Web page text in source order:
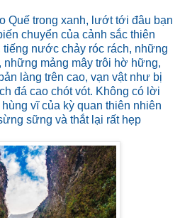
Quế trong xanh, lướt tới đâu bạn
chuyển của cảnh sắc thiên
nước chảy róc rách, những
những mảng mây trôi hờ hững,
làng trên cao, vạn vật như bị
đá cao chót vót. Không có lời
vĩ của kỳ quan thiên nhiên
sững và thắt lại rất hẹp